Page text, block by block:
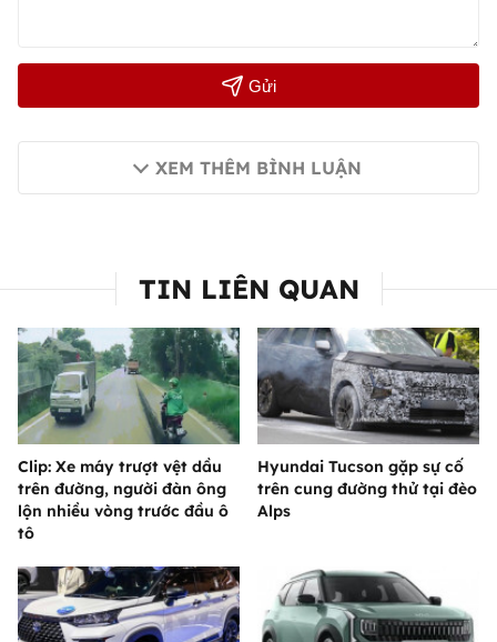
Gửi
XEM THÊM BÌNH LUẬN
TIN LIÊN QUAN
Clip: Xe máy trượt vệt dầu
trên đường, người đàn ông
lộn nhiều vòng trước đầu ô
tô
Hyundai Tucson gặp sự cố
trên cung đường thử tại đèo
Alps